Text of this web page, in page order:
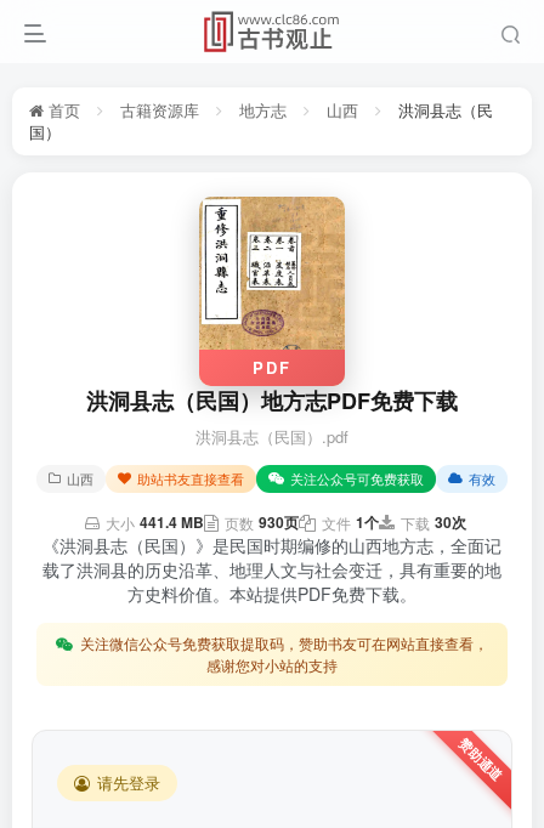
首页 古籍资源库 地方志 山西
洪洞县志（民
国）
PDF
洪洞县志（民国）地方志PDF免费下载
洪洞县志（民国）.pdf
山西 助站书友直接查看 关注公众号可免费获取 有效
大小 441.4 MB 页数 930页 文件 1个 下载 30次
《洪洞县志（民国）》是民国时期编修的山西地方志，全面记
载了洪洞县的历史沿革、地理人文与社会变迁，具有重要的地
方史料价值。本站提供PDF免费下载。
关注微信公众号免费获取提取码，赞助书友可在网站直接查看，
感谢您对小站的支持
请先登录